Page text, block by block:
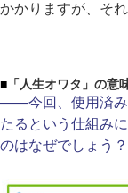
かかりますが、そ
■ 「人生オワタ」の意
――今回、使用済み
たるという仕組み
のはなぜでしょう？